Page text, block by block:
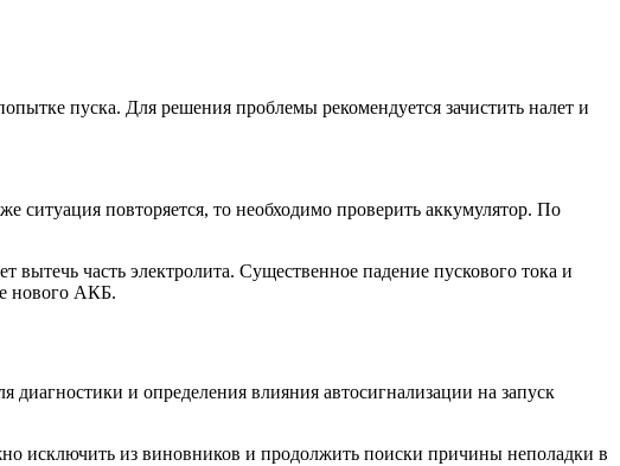
пуска. Для решения проблемы рекомендуется зачистить налет и
повторяется, то необходимо проверить аккумулятор. По
часть электролита. Существенное падение пускового тока и
нового АКБ.
и определения влияния автосигнализации на запуск
исключить из виновников и продолжить поиски причины неполадки в